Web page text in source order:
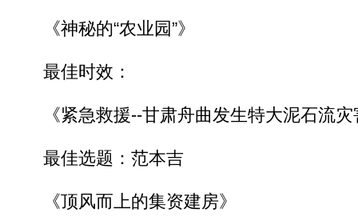
《神秘的“农业园”》
最佳时效：
《紧急救援--甘肃舟曲发生特大泥石流灾
最佳选题：范本吉
《顶风而上的集资建房》